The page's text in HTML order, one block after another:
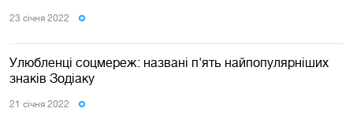
23 сiчня 2022
Улюбленці соцмереж: названі п'ять найпопулярніших
знаків Зодіаку
21 сiчня 2022